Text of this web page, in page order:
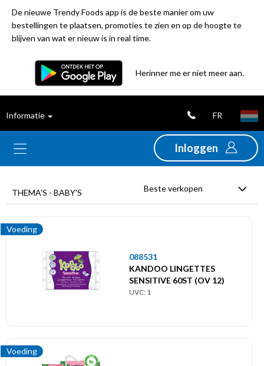
De nieuwe Trendy Foods app is de beste manier om uw
bestellingen te plaatsen, promoties te zien en op de hoogte te
blijven van wat er nieuw is in real time.
Herinner me er niet meer aan.
Informatie FR
Inloggen
verkochte
producten
Nieuwigheden
Promoties
Uitverkoop
Hoofdmenu
Voeding
THEMA'S - BABY'S Beste verkopen
Voeding
088531
KANDOO LINGETTES
SENSITIVE 60ST (OV 12)
UVC: 1
Voeding